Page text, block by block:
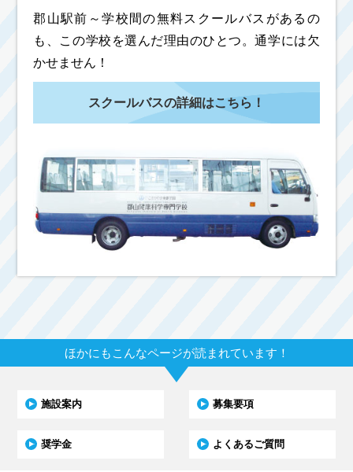
郡山駅前～学校間の無料スクールバスがあるの
も、この学校を選んだ理由のひとつ。通学には欠
かせません！
スクールバスの詳細はこちら！
ほかにもこんなページが読まれています！
施設案内 募集要項
奨学金 よくあるご質問